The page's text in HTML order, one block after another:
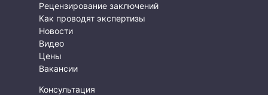
Рецензирование заключений
Как проводят экспертизы
Новости
Видео
Цены
Вакансии
Консультация